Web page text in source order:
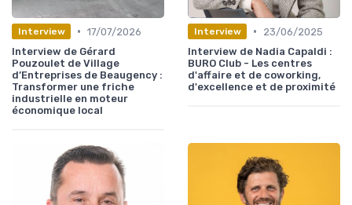
Interview • 17/07/2026
Interview de Gérard
Pouzoulet de Village
d’Entreprises de Beaugency :
Transformer une friche
industrielle en moteur
économique local
Interview •
23/06/2025
Interview de Nadia Capaldi :
BURO Club - Les centres
d'affaire et de coworking,
d'excellence et de proximité